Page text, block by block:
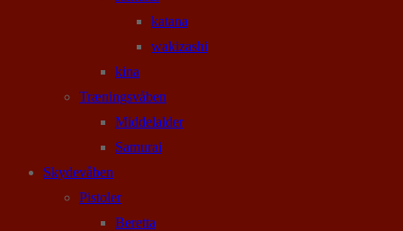
katana
wakizashi
kina
Træningsvåben
Middelalder
Samurai
Skydevåben
Pistoler
Beretta